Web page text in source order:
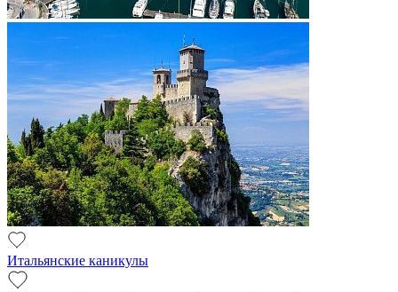
Итальянские каникулы